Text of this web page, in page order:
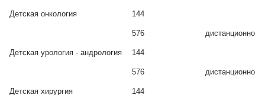
Детская онкология 144
576 дистанционно
Детская урология - андрология 144
576 дистанционно
Детская хирургия 144